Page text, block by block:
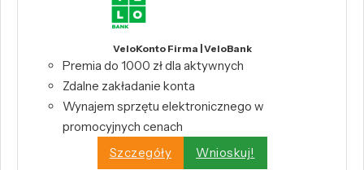
VeloKonto Firma | VeloBank
Premia do 1000 zł dla aktywnych
Zdalne zakładanie konta
Wynajem sprzętu elektronicznego w
promocyjnych cenach
Szczegóły
Wnioskuj!